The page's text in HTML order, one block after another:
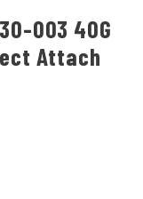
003 40G
Attach